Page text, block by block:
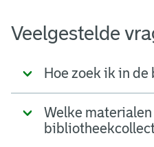
Veelgestelde
Hoe zoek ik in
Welke